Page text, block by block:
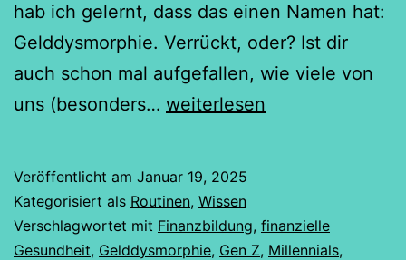
hab ich gelernt, dass das einen Namen hat:
Gelddysmorphie. Verrückt, oder? Ist dir
auch schon mal aufgefallen, wie viele von
uns (besonders… Wege
Gelddysmorphie
weiterlesen
Veröffentlicht am Januar 19, 2025
Kategorisiert als Routinen, Wissen
Verschlagwortet mit Finanzbildung, finanzielle
Gesundheit, Gelddysmorphie, Gen Z, Millennials,